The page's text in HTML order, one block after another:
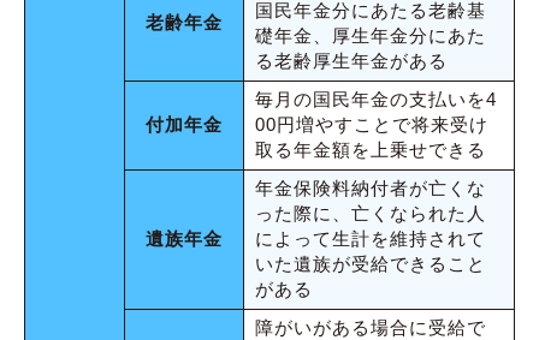
老齢年金
国民年金分にあたる老齢基
礎年金、厚生年金分にあた
る老齢厚生年金がある
付加年金
毎月の国民年金の支払いを4
00円増やすことで将来受け
取る年金額を上乗せできる
遺族年金
年金保険料納付者が亡くな
った際に、亡くなられた人
によって生計を維持されて
いた遺族が受給できること
がある
障がいがある場合に受給で